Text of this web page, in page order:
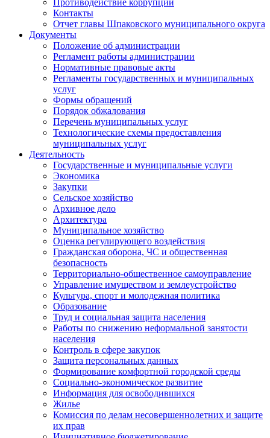
Противодействие коррупции
Контакты
Отчет главы Шпаковского муниципального округа
Документы
Положение об администрации
Регламент работы администрации
Нормативные правовые акты
Регламенты государственных и муниципальных
услуг
Формы обращений
Порядок обжалования
Перечень муниципальных услуг
Технологические схемы предоставления
муниципальных услуг
Деятельность
Государственные и муниципальные услуги
Экономика
Закупки
Сельское хозяйство
Архивное дело
Архитектура
Муниципальное хозяйство
Оценка регулирующего воздействия
Гражданская оборона, ЧС и общественная
безопасность
Территориально-общественное самоуправление
Управление имуществом и землеустройство
Культура, спорт и молодежная политика
Образование
Труд и социальная защита населения
Работы по снижению неформальной занятости
населения
Контроль в сфере закупок
Защита персональных данных
Формирование комфортной городской среды
Социально-экономическое развитие
Информация для освободившихся
Жилье
Комиссия по делам несовершеннолетних и защите
их прав